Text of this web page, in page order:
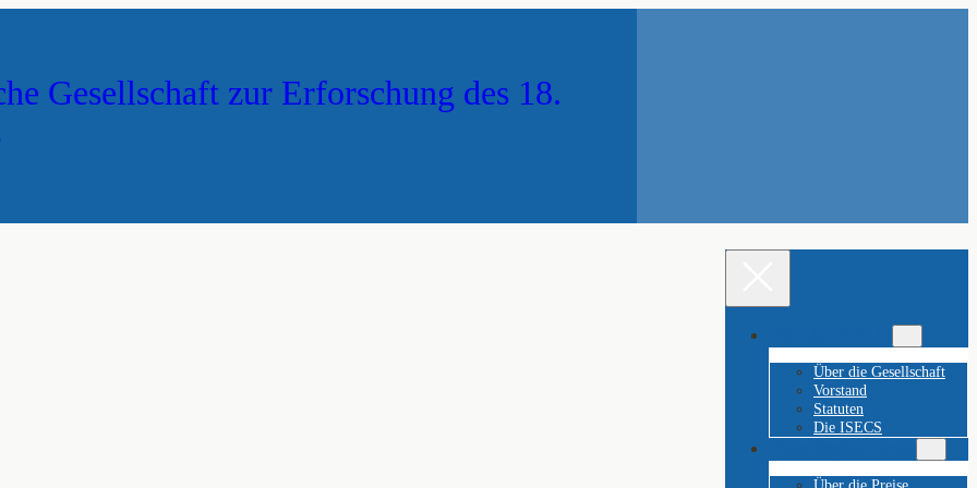
Gesellschaft zur Erforschung des 18.
Über die Gesellschaft
Vorstand
Statuten
Die ISECS